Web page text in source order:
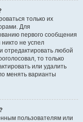
только их
Для
первого сообщения
не успел
отредактировать любой
то только
или удалить
менять варианты
пользователям или